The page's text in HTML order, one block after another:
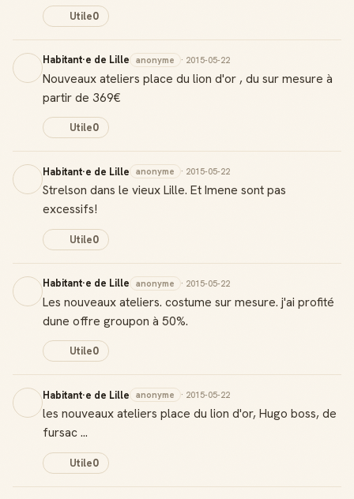
Utile0
Habitant·e de Lille anonyme · 2015-05-22
Nouveaux ateliers place du lion d'or , du sur mesure à
partir de 369€
Utile0
Habitant·e de Lille anonyme · 2015-05-22
Strelson dans le vieux Lille. Et Imene sont pas
excessifs!
Utile0
Habitant·e de Lille anonyme · 2015-05-22
Les nouveaux ateliers. costume sur mesure. j'ai profité
dune offre groupon à 50%.
Utile0
Habitant·e de Lille anonyme · 2015-05-22
les nouveaux ateliers place du lion d'or, Hugo boss, de
fursac ...
Utile0